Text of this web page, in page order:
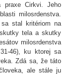
praxe Cirkvi. Jeho
milosrdenstva.
stal kritériom na
tela a skutky
milosrdenstva
46), ku ktorej sa
Zdá sa, že táto
ale stále ju